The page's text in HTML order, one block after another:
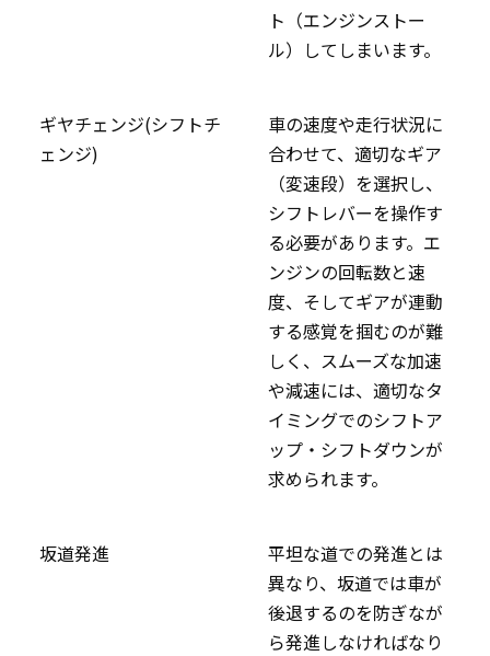
ト（エンジンストー
ル）してしまいます。
ギヤチェンジ(シフトチ
ェンジ)
車の速度や走行状況に
合わせて、適切なギア
（変速段）を選択し、
シフトレバーを操作す
る必要があります。エ
ンジンの回転数と速
度、そしてギアが連動
する感覚を掴むのが難
しく、スムーズな加速
や減速には、適切なタ
イミングでのシフトア
ップ・シフトダウンが
求められます。
坂道発進
平坦な道での発進とは
異なり、坂道では車が
後退するのを防ぎなが
ら発進しなければなり